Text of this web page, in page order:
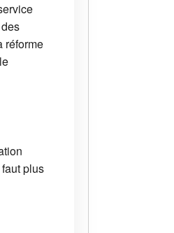
réforme
plus